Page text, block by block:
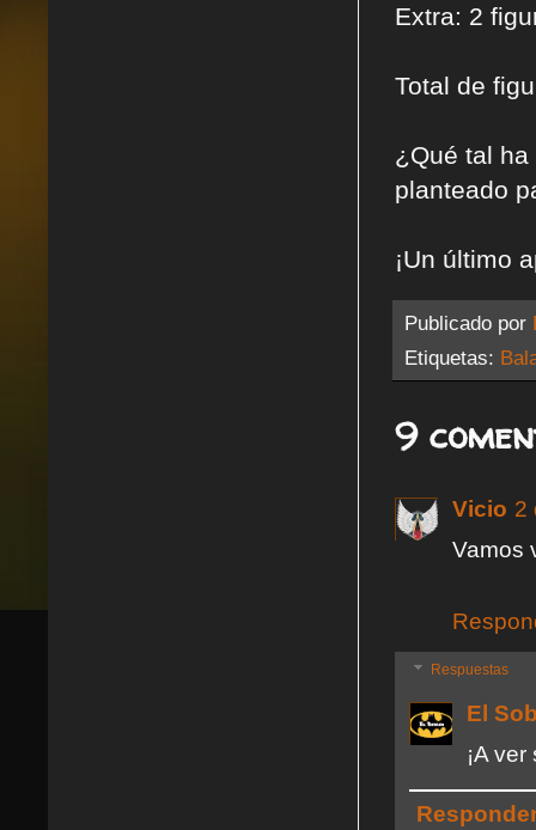
Extra: 2
Total de
¿Qué tal
planteado
¡Un último
Publicado por
Etiquetas:
9
Vicio 2
Vamos
Respuestas
El
¡A